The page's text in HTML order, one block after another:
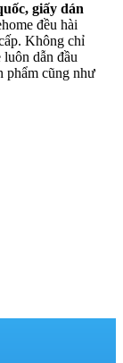
giấy dán
đều hài
Không chỉ
dẫn đầu
phẩm cũng như